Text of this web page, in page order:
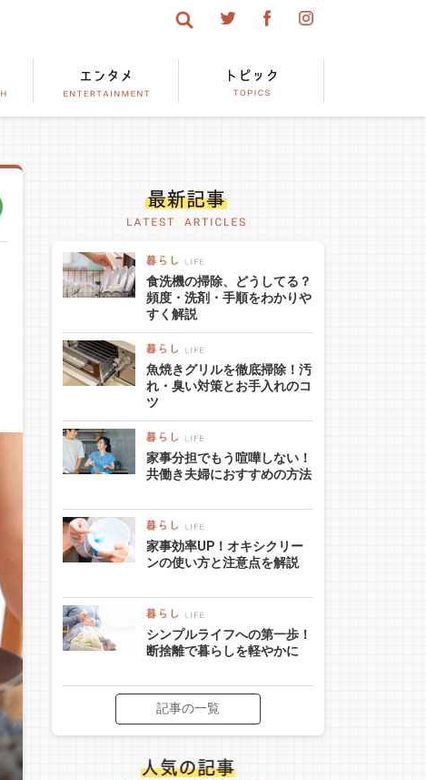
食洗機の掃除、どうしてる？
頻度・洗剤・手順をわかりや
すく解説
魚焼きグリルを徹底掃除！汚
れ・臭い対策とお手入れのコ
ツ
家事分担でもう喧嘩しない！
共働き夫婦におすすめの方法
家事効率UP！オキシクリー
ンの使い方と注意点を解説
シンプルライフへの第一歩！
断捨離で暮らしを軽やかに
記事の一覧